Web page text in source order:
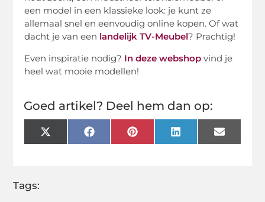
een model in een klassieke look: je kunt ze
allemaal snel en eenvoudig online kopen. Of wat
dacht je van een landelijk TV-Meubel? Prachtig!
Even inspiratie nodig? In deze webshop vind je
heel wat mooie modellen!
Goed artikel? Deel hem dan op:
X
(Twitter)
FacebookPinterestLinkedInEmail
Tags: